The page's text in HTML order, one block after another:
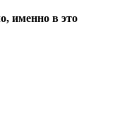
именно в это